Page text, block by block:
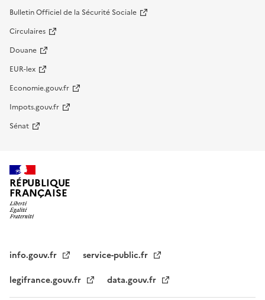
Bulletin Officiel de la Sécurité Sociale
Circulaires
Douane
EUR-lex
Economie.gouv.fr
Impots.gouv.fr
Sénat
RÉPUBLIQUE
FRANÇAISE
info.gouv.fr
service-public.fr
legifrance.gouv.fr
data.gouv.fr